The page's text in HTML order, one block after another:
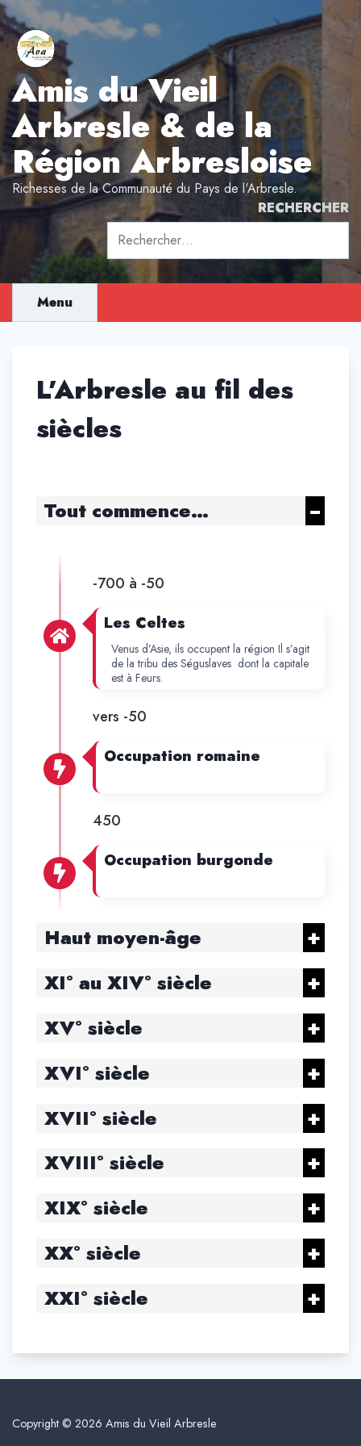
Aller
au
contenu
Amis du Vieil
Arbresle & de la
Région Arbresloise
Richesses de la Communauté du Pays de l'Arbresle.
RECHERCHER
Rechercher :
Menu
L’Arbresle au fil des
siècles
Tout commence…
-700 à -50
Les Celtes
Venus d’Asie, ils occupent la région Il s’agit
de la tribu des Séguslaves dont la capitale
est à Feurs.
vers -50
Occupation romaine
450
Occupation burgonde
Haut moyen-âge
XI° au XIV° siècle
XV° siècle
XVI° siècle
XVII° siècle
XVIII° siècle
XIX° siècle
XX° siècle
XXI° siècle
Copyright © 2026 Amis du Vieil Arbresle